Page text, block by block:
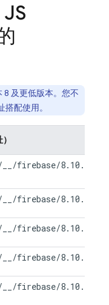
8 及更低版本。您不
搭配使用。
firebase/8.10.1/
firebase/8.10.1/
firebase/8.10.1/
firebase/8.10.1/
firebase/8.10.1/